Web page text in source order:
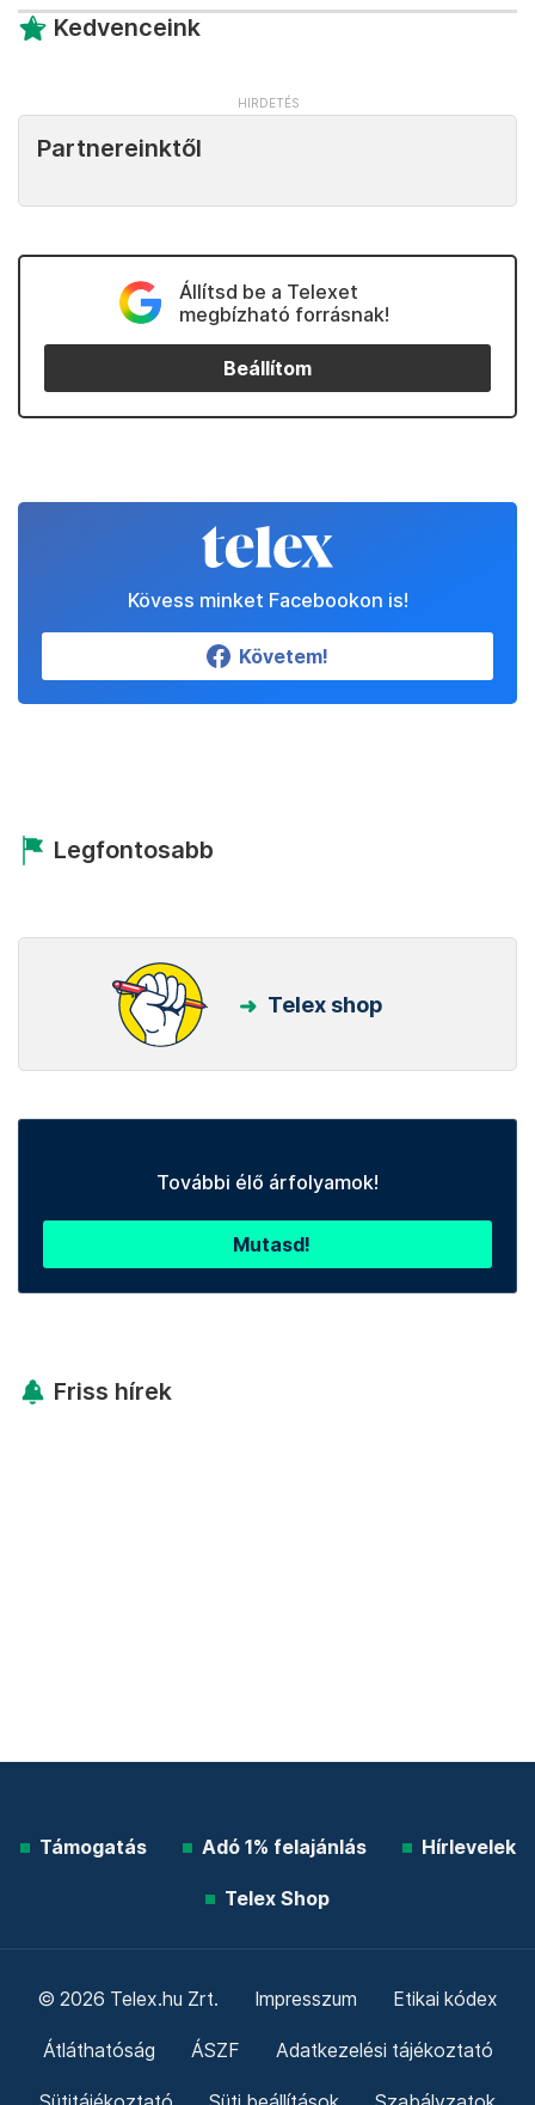
Kedvenceink
Partnereinktől
Állítsd be a Telexet
megbízható forrásnak!
Beállítom
Kövess minket Facebookon is!
Követem!
Legfontosabb
Telex shop
További élő árfolyamok!
Mutasd!
Friss hírek
Támogatás Adó 1% felajánlás Hírlevelek
Telex Shop
© 2026 Telex.hu Zrt. Impresszum Etikai kódex
Átláthatóság ÁSZF Adatkezelési tájékoztató